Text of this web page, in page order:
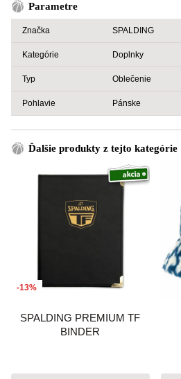
Parametre
Značka SPALDING
Kategórie Doplnky
Typ Oblečenie
Pohlavie Pánske
Ďalšie produkty z tejto kategórie
-13%
SPALDING PREMIUM TF
BINDER